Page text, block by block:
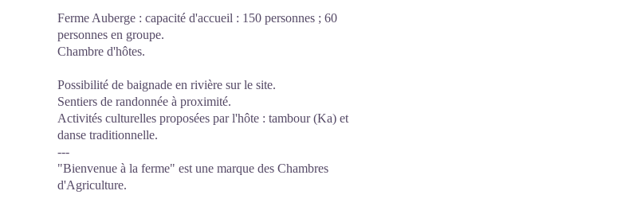
Ferme Auberge : capacité d'accueil : 150 personnes ; 60
personnes en groupe.
Chambre d'hôtes.
Possibilité de baignade en rivière sur le site.
Sentiers de randonnée à proximité.
Activités culturelles proposées par l'hôte : tambour (Ka) et
danse traditionnelle.
---
"Bienvenue à la ferme" est une marque des Chambres
d'Agriculture.